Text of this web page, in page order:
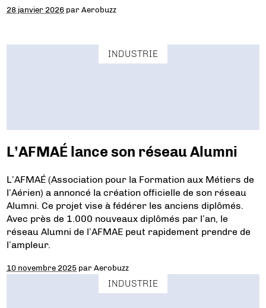
28 janvier 2026 parAerobuzz
INDUSTRIE
L’AFMAÉ lance son réseau Alumni
L’AFMAÉ (Association pour la Formation aux Métiers de
l’Aérien) a annoncé la création officielle de son réseau
Alumni. Ce projet vise à fédérer les anciens diplômés.
Avec près de 1.000 nouveaux diplômés par l’an, le
réseau Alumni de l’AFMAE peut rapidement prendre de
l’ampleur.
10 novembre 2025 parAerobuzz
INDUSTRIE